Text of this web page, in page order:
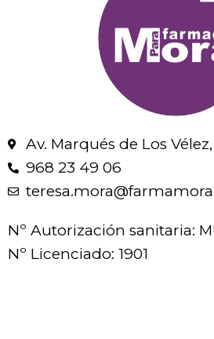
Av. Marqués de Los
968 23 49 06
Nº Autorización sanitaria:
Nº Licenciado: 1901